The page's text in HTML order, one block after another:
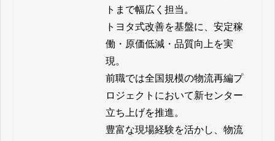
トまで幅広く担当。
トヨタ式改善を基盤に、安定稼
働・原価低減・品質向上を実
現。
前職では全国規模の物流再編プ
ロジェクトにおいて新センター
立ち上げを推進。
豊富な現場経験を活かし、物流